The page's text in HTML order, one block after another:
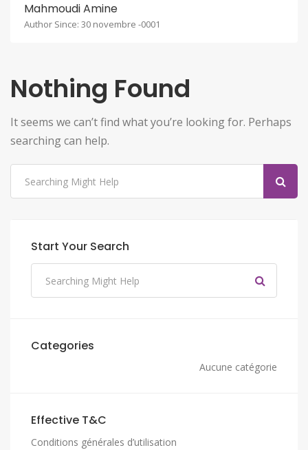
Mahmoudi Amine
Author Since: 30 novembre -0001
Nothing Found
It seems we can’t find what you’re looking for. Perhaps
searching can help.
Start Your Search
Categories
Aucune catégorie
Effective T&C
Conditions générales d’utilisation